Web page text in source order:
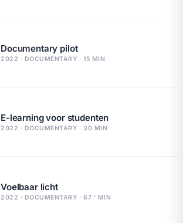
Documentary pilot
2022 · DOCUMENTARY · 15 MIN
E-learning voor studenten
2022 · DOCUMENTARY · 30 MIN
Voelbaar licht
2022 · DOCUMENTARY · 67 ' MIN